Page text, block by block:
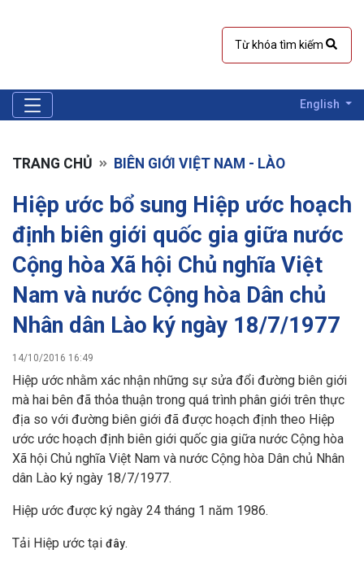
English
TRANG CHỦ BIÊN GIỚI VIỆT NAM - LÀO
Hiệp ước bổ sung Hiệp ước hoạch
định biên giới quốc gia giữa nước
Cộng hòa Xã hội Chủ nghĩa Việt
Nam và nước Cộng hòa Dân chủ
Nhân dân Lào ký ngày 18/7/1977
14/10/2016 16:49
Hiệp ước nhằm xác nhận những sự sửa đổi đường biên giới
mà hai bên đã thỏa thuận trong quá trình phân giới trên thực
địa so với đường biên giới đã được hoạch định theo Hiệp
ước ước hoạch định biên giới quốc gia giữa nước Cộng hòa
Xã hội Chủ nghĩa Việt Nam và nước Cộng hòa Dân chủ Nhân
dân Lào ký ngày 18/7/1977.
Hiệp ước được ký ngày 24 tháng 1 năm 1986.
Tải Hiệp ước tại đây.